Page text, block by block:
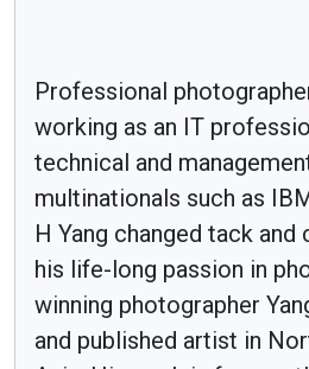
Professional
working as an IT
technical and
multinationals such as
H Yang changed tack and
his life-long passion in
winning photographer
and published artist in